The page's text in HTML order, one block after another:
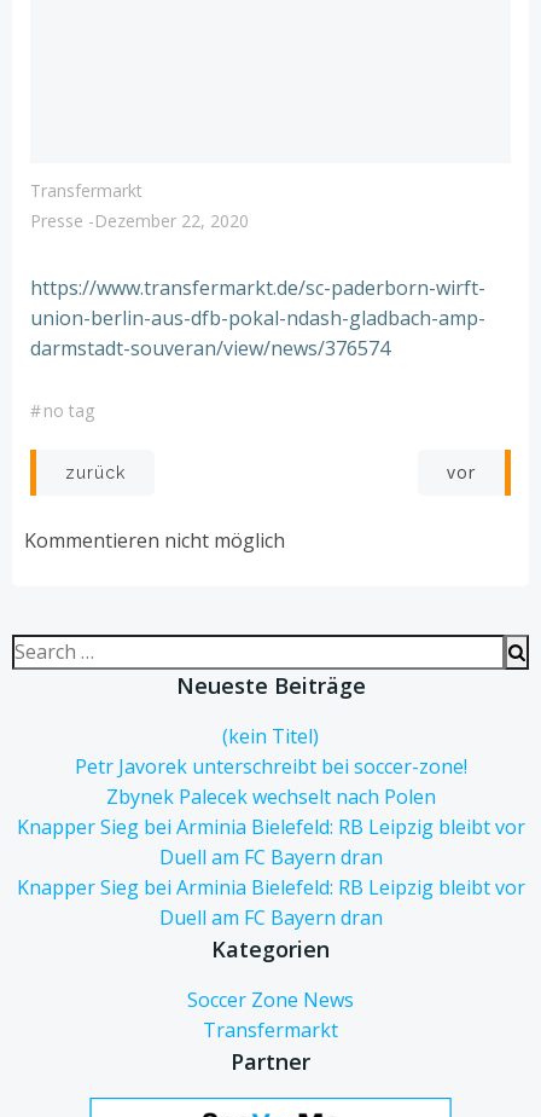
Transfermarkt
Presse -Dezember 22, 2020
https://www.transfermarkt.de/sc-paderborn-wirft-
union-berlin-aus-dfb-pokal-ndash-gladbach-amp-
darmstadt-souveran/view/news/376574
#no tag
Post
navigation
zurück
navigation
vor
Kommentieren nicht möglich
Search
for:
Neueste Beiträge
(kein Titel)
Petr Javorek unterschreibt bei soccer-zone!
Zbynek Palecek wechselt nach Polen
Knapper Sieg bei Arminia Bielefeld: RB Leipzig bleibt vor
Duell am FC Bayern dran
Knapper Sieg bei Arminia Bielefeld: RB Leipzig bleibt vor
Duell am FC Bayern dran
Kategorien
Soccer Zone News
Transfermarkt
Partner